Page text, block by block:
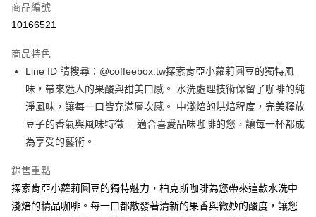
超商取貨付款
Apple Pay
街口支付
悠遊付
Google Pay
全盈+PAY
商品編號
10166521
商品特色
Line ID 請搜尋：@coffeebox.tw探索肯亞小蘿莉圓豆的獨特風
味，帶來迷人的果酸與甜美口感。 水洗處理技術保留了咖啡的純
淨風味，讓每一口皆充滿層次感。 中淺焙的烘焙程度，完美釋放
豆子的香氣與風味特徵。 適合喜愛品味咖啡的您，讓每一杯都成
為享受的藝術。
銷售重點
探索肯亞小蘿莉圓豆的獨特魅力，柏克斯咖啡為您帶來這款水洗中
淺焙的精品咖啡。每一口都散發著清新的果香與微妙的酸度，讓您